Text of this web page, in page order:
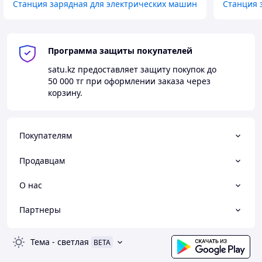
Напряжение: 380В±20%.
пистолета.
Защита по нагрузке: Type A+6.
Размер дисплея: 5 дюйм (touched).
Коммуникация: RFID+Wifi/4G/Ethernet.
Установка: настенный и напольный.
Станция зарядная для электрических машин Станция
Программа защиты покупателей
satu.kz предоставляет защиту покупок до
50 000 тг при оформлении заказа через
корзину.
Покупателям
Продавцам
О нас
Партнеры
Тема - светлая BETA